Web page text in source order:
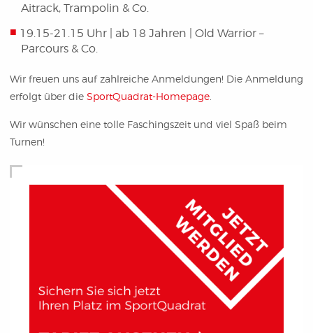
Aitrack, Trampolin & Co.
19.15-21.15 Uhr | ab 18 Jahren | Old Warrior –
Parcours & Co.
Wir freuen uns auf zahlreiche Anmeldungen! Die Anmeldung
erfolgt über die SportQuadrat-Homepage
Wir wünschen eine tolle Faschingszeit und viel Spaß beim
Turnen!